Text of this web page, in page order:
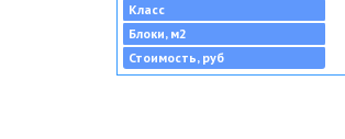
Класс
Блоки, м2
Стоимость, руб